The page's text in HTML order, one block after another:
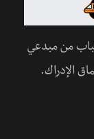
شباب من مبدعي
الإدراك.